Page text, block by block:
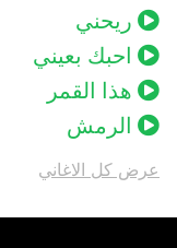
ريحني
احبك بعيني
هذا القمر
الرمش
عرض كل الاغاني